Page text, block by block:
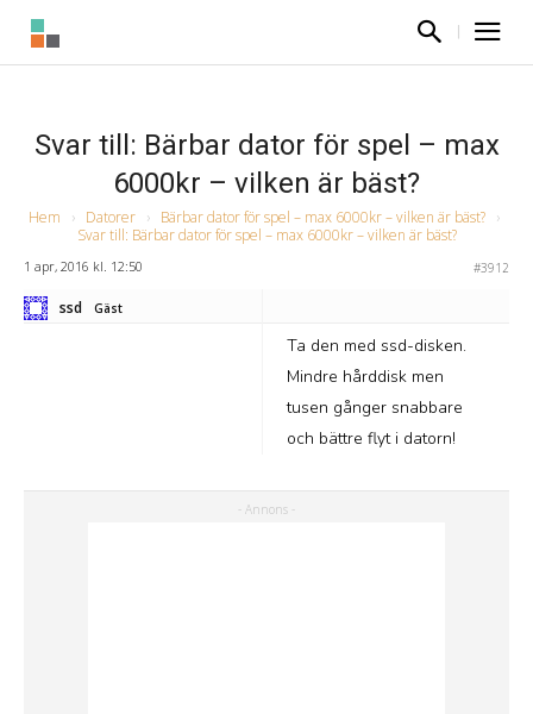
Svar till: Bärbar dator för spel – max
6000kr – vilken är bäst?
Hem › Datorer › Bärbar dator för spel – max 6000kr – vilken är bäst?
›
Svar till: Bärbar dator för spel – max 6000kr – vilken är bäst?
1 apr, 2016 kl. 12:50 #3912
ssd Gäst
Ta den med ssd-disken.
Mindre hårddisk men
tusen gånger snabbare
och bättre flyt i datorn!